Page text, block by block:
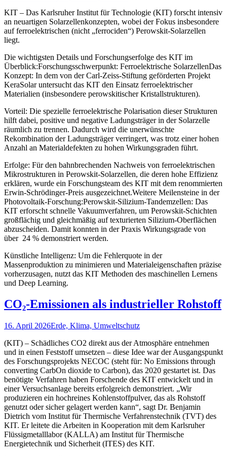
KIT – Das Karlsruher Institut für Technologie (KIT) forscht intensiv
an neuartigen Solarzellenkonzepten, wobei der Fokus insbesondere
auf ferroelektrischen (nicht „ferrociden“) Perowskit-Solarzellen
liegt.
Die wichtigsten Details und Forschungserfolge des KIT im
Überblick:Forschungsschwerpunkt: Ferroelektrische SolarzellenDas
Konzept: In dem von der Carl-Zeiss-Stiftung geförderten Projekt
KeraSolar untersucht das KIT den Einsatz ferroelektrischer
Materialien (insbesondere perowskitischer Kristallstrukturen).
Vorteil: Die spezielle ferroelektrische Polarisation dieser Strukturen
hilft dabei, positive und negative Ladungsträger in der Solarzelle
räumlich zu trennen. Dadurch wird die unerwünschte
Rekombination der Ladungsträger verringert, was trotz einer hohen
Anzahl an Materialdefekten zu hohen Wirkungsgraden führt.
Erfolge: Für den bahnbrechenden Nachweis von ferroelektrischen
Mikrostrukturen in Perowskit-Solarzellen, die deren hohe Effizienz
erklären, wurde ein Forschungsteam des KIT mit dem renommierten
Erwin-Schrödinger-Preis ausgezeichnet.Weitere Meilensteine in der
Photovoltaik-Forschung:Perowskit-Silizium-Tandemzellen: Das
KIT erforscht schnelle Vakuumverfahren, um Perowskit-Schichten
großflächig und gleichmäßig auf texturierten Silizium-Oberflächen
abzuscheiden. Damit konnten in der Praxis Wirkungsgrade von
über 24 % demonstriert werden.
Künstliche Intelligenz: Um die Fehlerquote in der
Massenproduktion zu minimieren und Materialeigenschaften präzise
vorherzusagen, nutzt das KIT Methoden des maschinellen Lernens
und Deep Learning.
CO₂-Emissionen als industrieller Rohstoff
16. April 2026Erde, Klima, Umweltschutz
(KIT) – Schädliches CO2 direkt aus der Atmosphäre entnehmen
und in einen Feststoff umsetzen – diese Idee war der Ausgangspunkt
des Forschungsprojekts NECOC (steht für: No Emissions through
converting CarbOn dioxide to Carbon), das 2020 gestartet ist. Das
benötigte Verfahren haben Forschende des KIT entwickelt und in
einer Versuchsanlage bereits erfolgreich demonstriert. „Wir
produzieren ein hochreines Kohlenstoffpulver, das als Rohstoff
genutzt oder sicher gelagert werden kann“, sagt Dr. Benjamin
Dietrich vom Institut für Thermische Verfahrenstechnik (TVT) des
KIT. Er leitete die Arbeiten in Kooperation mit dem Karlsruher
Flüssigmetalllabor (KALLA) am Institut für Thermische
Energietechnik und Sicherheit (ITES) des KIT.